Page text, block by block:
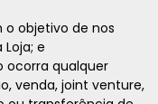
objetivo de nos
e
ocorra qualquer
venda, joint venture,